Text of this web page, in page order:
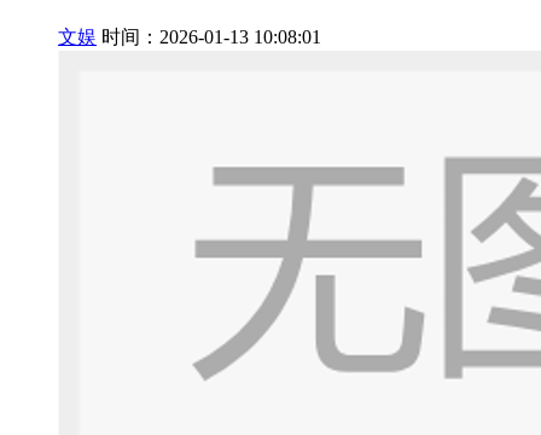
文娱 时间：2026-01-13 10:08:01